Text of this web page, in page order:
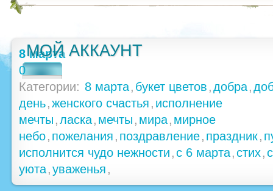
МОЙ АККАУНТ
8 марта
0
Категории: 8 марта, букет цветов ,добра,
день,женского счастья , исполнение
мечты ,ласка, мечты , мира, мирное
небо, пожелания , поздравление, праздник,
исполнится чудо нежности ,с 6 марта,стих,
уюта,уваженья ,